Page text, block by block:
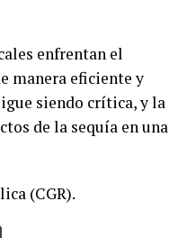
enfrentan el
manera eficiente y
siendo crítica, y la
de la sequía en una
(CGR).